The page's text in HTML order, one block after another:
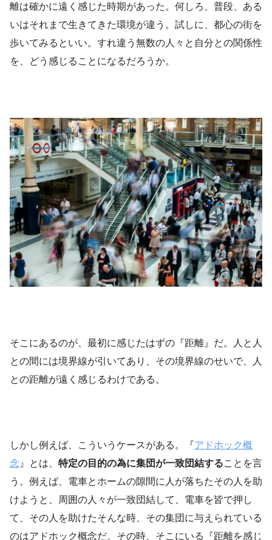
離は確かに遠く感じた時期があった。何しろ、普段、ある
いはそれまで生きてきた環境が違う。試しに、都心の街を
歩いてみるといい。すれ違う無数の人々と自分との関係性
を、どう感じることになるだろうか。
そこにあるのが、最初に感じたはずの『距離』だ。人と人
との間には境界線が引いてあり、その境界線のせいで、人
との距離が遠く感じるわけである。
しかし例えば、こういうケースがある。『アドホック概
念 』とは、 特定の目的の為に集団が一致団結することを言
う。例えば、電車とホームの隙間に人が落ちたその人を助
けようと、周囲の人々が一致団結して、電車を皆で押し
て、その人を助けたそんな時、その集団に与えられている
のはアドホック概念だ。その時、そこにいる『距離を感じ